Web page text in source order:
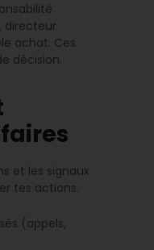
directeur
achat. Ces
décision.
et les signaux
tes actions.
(appels,